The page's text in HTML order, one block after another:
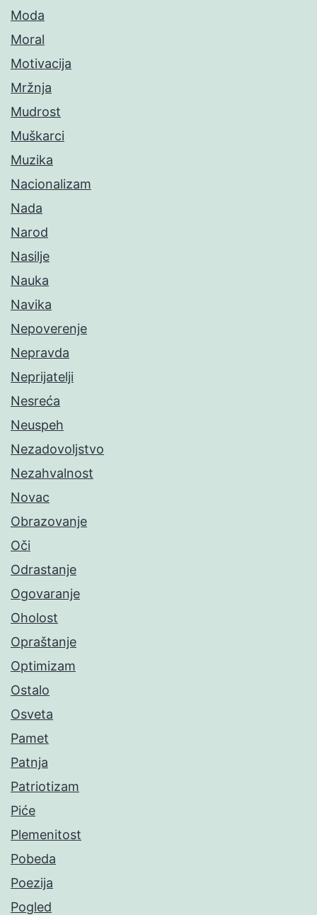
Moda
Moral
Motivacija
Mržnja
Mudrost
Muškarci
Muzika
Nacionalizam
Nada
Narod
Nasilje
Nauka
Navika
Nepoverenje
Nepravda
Neprijatelji
Nesreća
Neuspeh
Nezadovoljstvo
Nezahvalnost
Novac
Obrazovanje
Oči
Odrastanje
Ogovaranje
Oholost
Opraštanje
Optimizam
Ostalo
Osveta
Pamet
Patnja
Patriotizam
Piće
Plemenitost
Pobeda
Poezija
Pogled